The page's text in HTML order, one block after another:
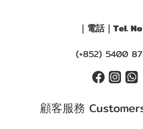
｜電話｜Tel. No
(+852) 5400
顧客服務